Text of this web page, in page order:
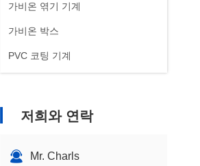
가비온 엮기 기계
가비온 박스
PVC 코팅 기계
저희와 연락
Mr. Charls